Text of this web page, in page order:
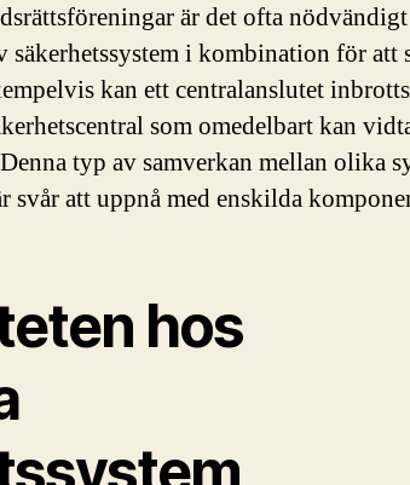
är det ofta
säkerhetssystem i kombination för att
kan ett centralanslutet
som omedelbart kan
typ av samverkan mellan olika
svår att uppnå med enskilda
hos